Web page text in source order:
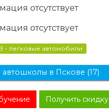
отсутствует
отсутствует
- легковые автомобили
автошколы в Пскове (17)
Получить скидку